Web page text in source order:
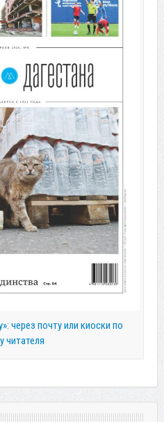
через почту или киоски по
читателя